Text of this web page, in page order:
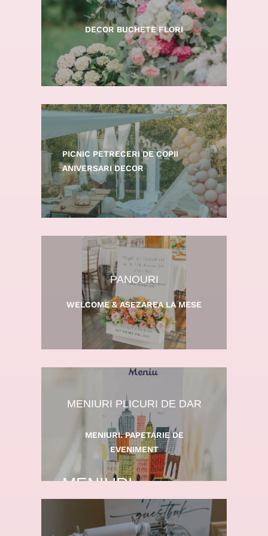
Fotocornerele noastre boho sunt
perfecte pentru a adăuga un vibe
magic evenimentului tău.
DECOR BUCHETE FLORI
ARANJAMENTE
FLORALE STABILIZATE
DE INCHIRIAT
PICNIC PETRECERI DE COPII
ANIVERSARI DECOR
SETURI PARTY
PETRECERI DE COPII.
ANIVERSARI.
PANOURI
WELCOME & ASEZAREA LA MESE
LA COMANDA
MESAJE
PERSONALIZATE
MENIURI PLICURI DE DAR
MENIURI. PAPETARIE DE
EVENIMENT
MENIURI.
INVITATII. AFISE.
CARTOLINE DE